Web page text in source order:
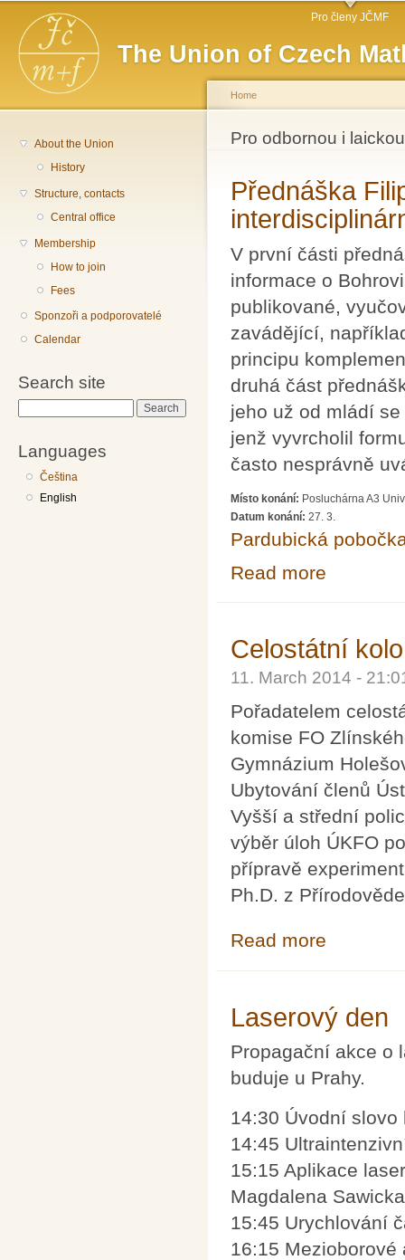
The Union of Czech
Main menu Pro členy JČMF
About the Union
History
Structure, contacts
Central office
Membership
How to join
Fees
Sponzoři a podporovatelé
Calendar
Search site
Languages
Čeština
English
You are here
Home
Pro odbornou i
Přednáška
V první části
informace o
publikované,
zavádějící,
principu
druhá část
jeho už od mládí
jenž vyvrcholil
často nesprávně
Místo konání: Posluchárna A3
Datum konání: 27. 3.
Pardubická
Read more
Celostátní
11. March 2014 -
Pořadatelem
komise FO
Gymnázium
Ubytování členů
Vyšší a střední
výběr úloh ÚKFO
přípravě
Ph.D. z
Read more
Laserový den
Propagační akce o
buduje u Prahy.
14:30 Úvodní
14:45
15:15 Aplikace
Magdalena
15:45 Urychlování
16:15